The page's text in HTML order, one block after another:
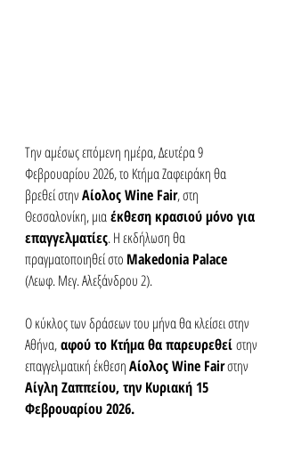
Την αμέσως επόμενη ημέρα, Δευτέρα 9
Φεβρουαρίου 2026, το Κτήμα Ζαφειράκη θα
βρεθεί στην Αίολος Wine Fair, στη
Θεσσαλονίκη, μια έκθεση κρασιού μόνο για
επαγγελματίες. Η εκδήλωση θα
πραγματοποιηθεί στο Makedonia Palace
(Λεωφ. Μεγ. Αλεξάνδρου 2).
Ο κύκλος των δράσεων του μήνα θα κλείσει στην
Αθήνα, αφού το Κτήμα θα παρευρεθεί στην
επαγγελματική έκθεση Αίολος Wine Fair στην
Αίγλη Ζαππείου, την Κυριακή 15
Φεβρουαρίου 2026.